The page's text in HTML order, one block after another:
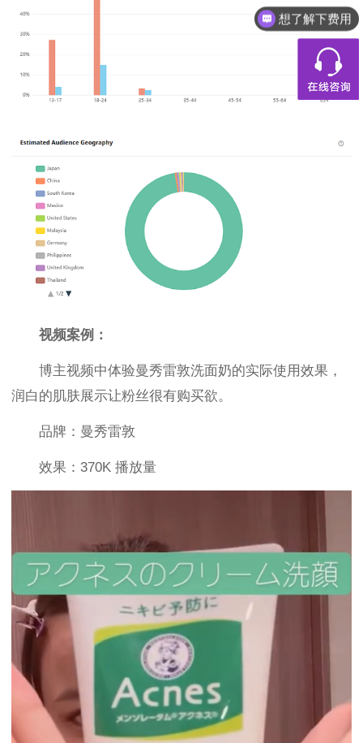
视频案例：
博主视频中体验曼秀雷敦洗面奶的实际使用效果，
润白的肌肤展示让粉丝很有购买欲。
品牌：曼秀雷敦
效果：370K 播放量
想了解下费用
都有什么服务